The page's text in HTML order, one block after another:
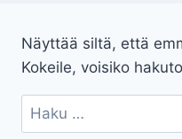
Näyttää siltä, että
Kokeile, voisiko
Haku: